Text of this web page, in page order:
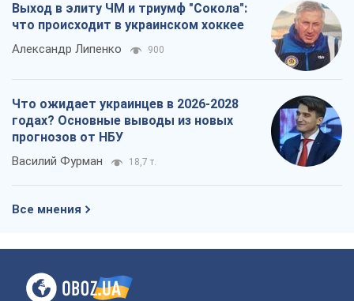
Выход в элиту ЧМ и триумф "Сокола":
что происходит в украинском хоккее
Александр Липенко 900
Что ожидает украинцев в 2026-2028
годах? Основные выводы из новых
прогнозов от НБУ
Василий Фурман 18,7 т.
Все мнения